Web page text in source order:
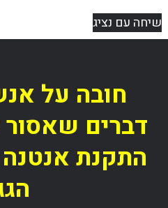
שיחה עם נציג
חובה על
דברים שאסור
התקנת